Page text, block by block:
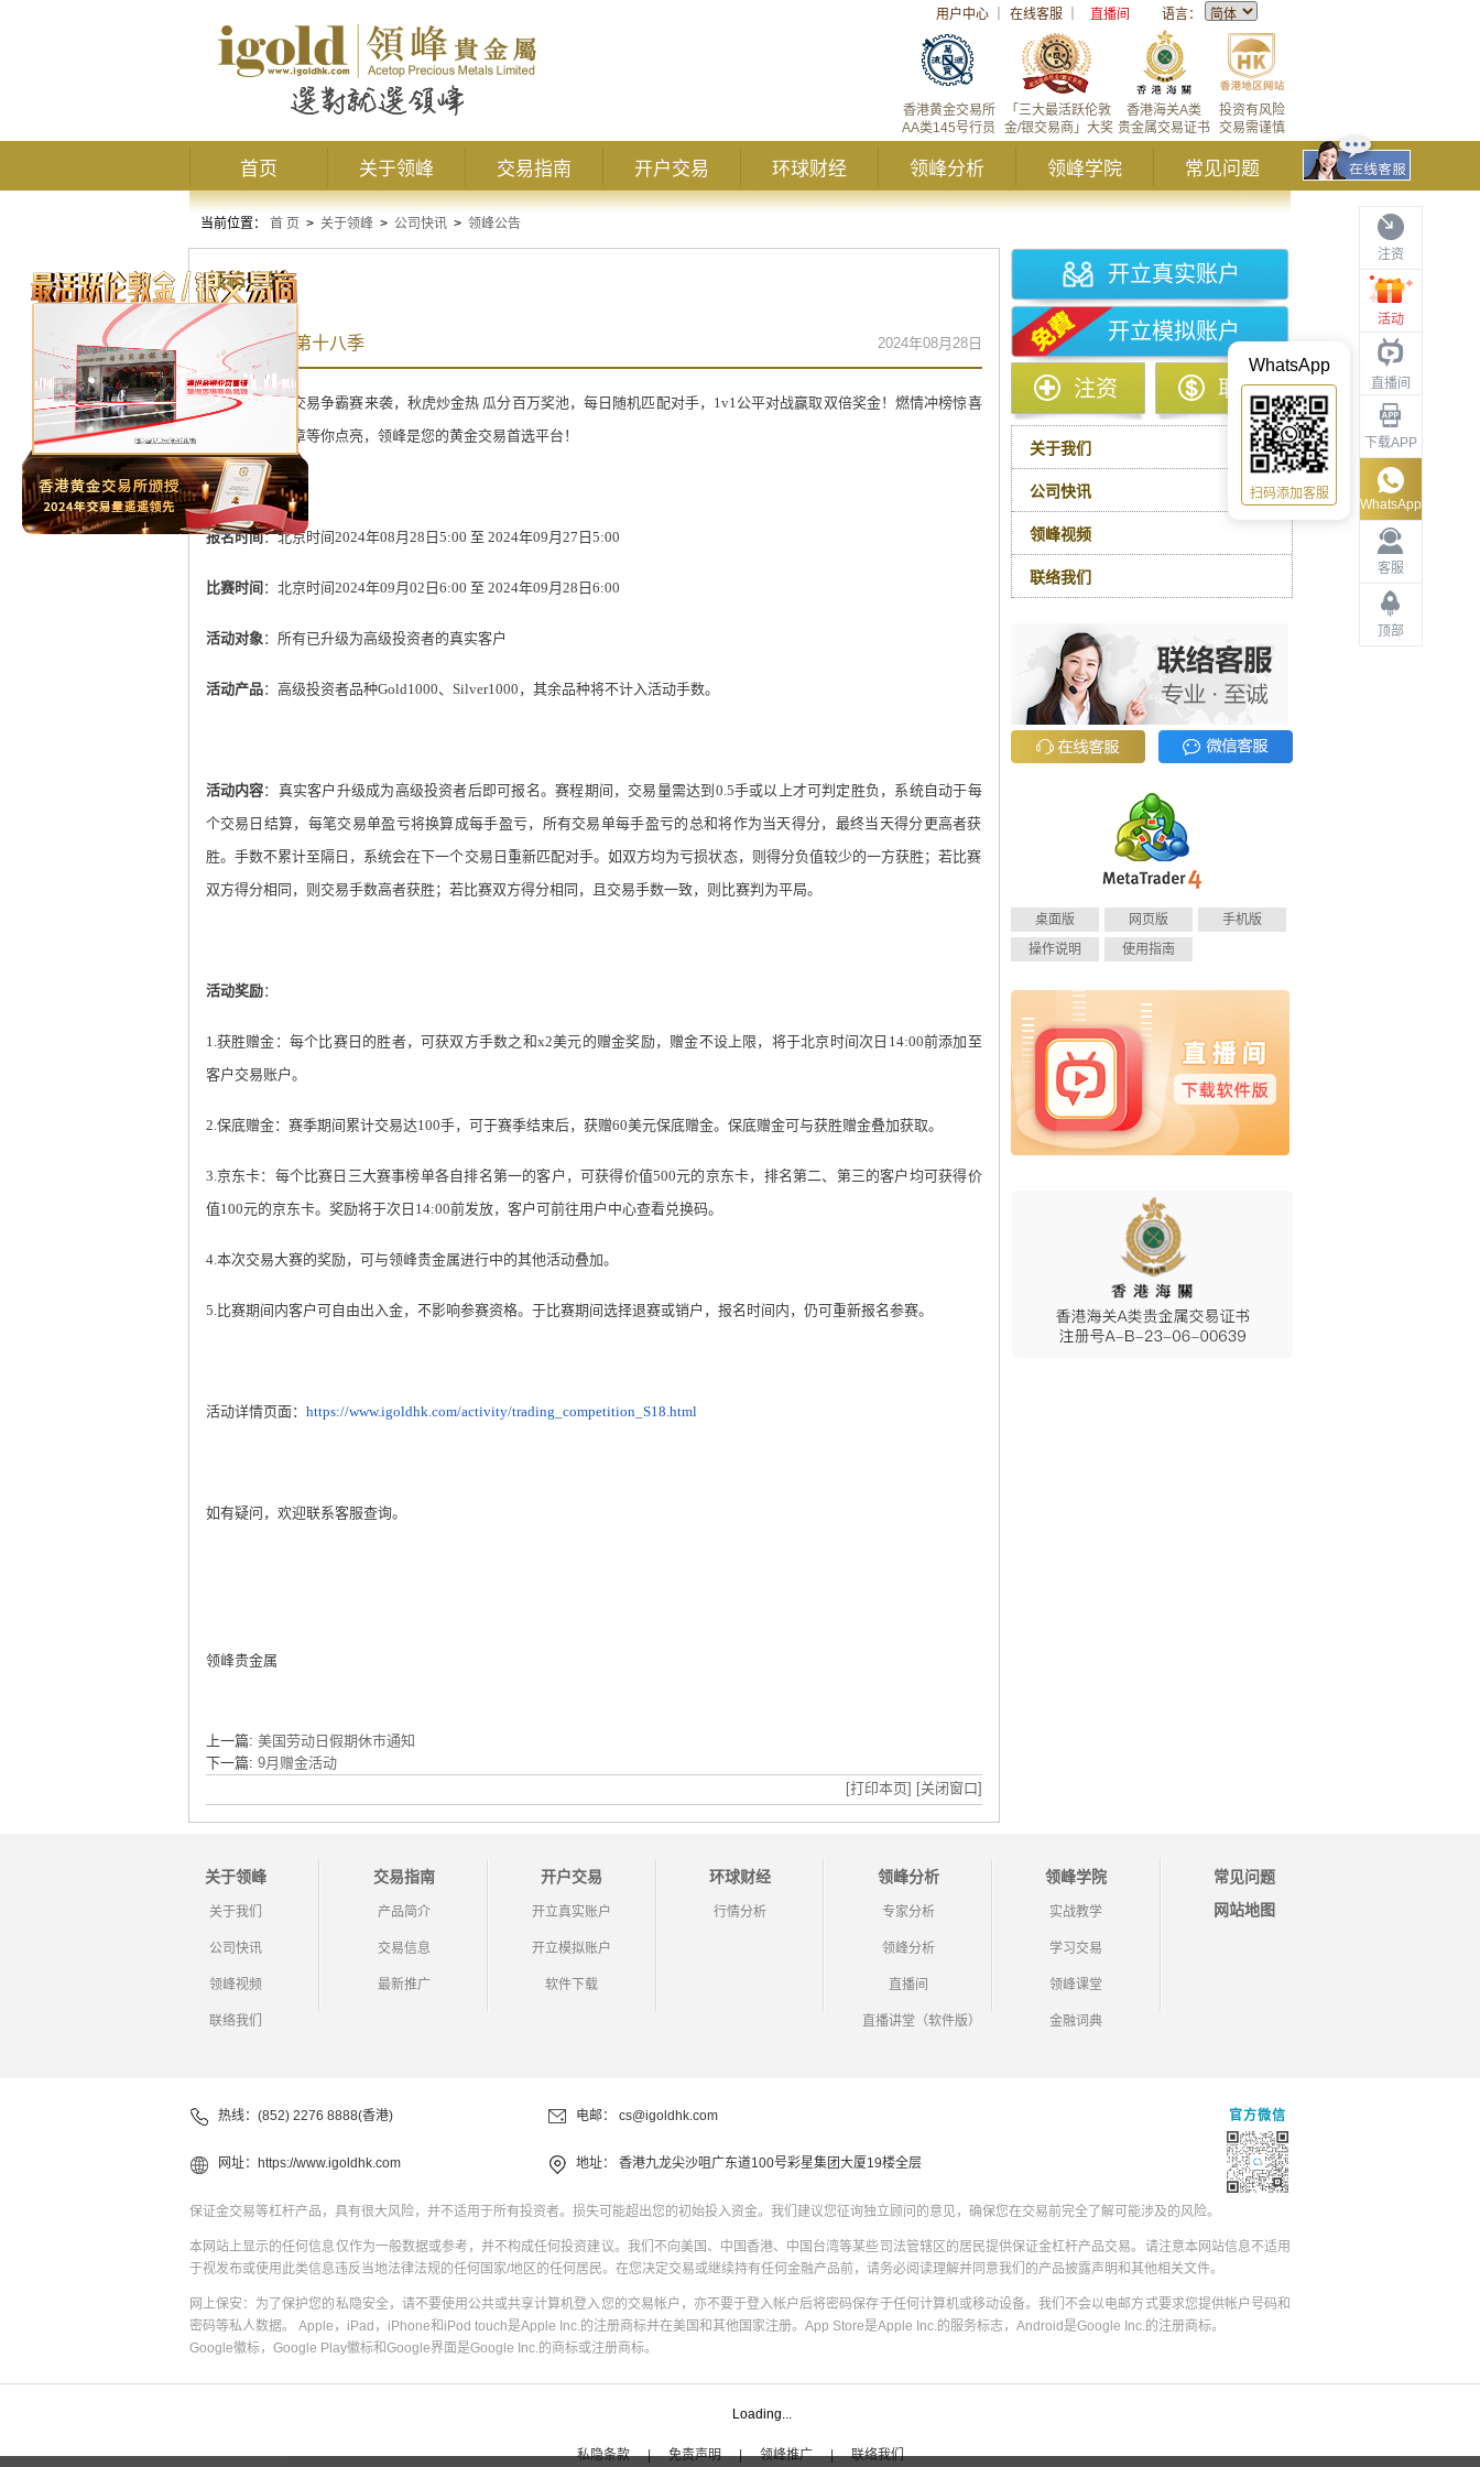
用户中心 在线客服 直播间 语言：
投资有风险
交易需谨慎
香港海关A类
贵金属交易证书
「三大最活跃伦敦
金/银交易商」大奖
香港黄金交易所
AA类145号行员
首页 关于领峰 交易指南 开户交易 环球财经 领峰分析 领峰学院 常见问题
注资
活动
直播间
下载APP
客服
顶部
WhatsApp
WhatsApp
扫码添加客服
当前位置： 首 页 > 关于领峰 > 公司快讯 > 领峰公告
领峰公告
交易争霸赛第十八季 2024年08月28日
领峰第十八季交易争霸赛来袭，秋虎炒金热 瓜分百万奖池，每日随机匹配对手， 1v1公平对战赢取双倍奖金！燃情冲榜惊喜
加倍，特许勋章等你点亮，领峰是您的黄金交易首选平台！
报名时间：北京时间2024年08月 28 日 5:00 至 2024年09月 27 日 5:00
比赛时间 ： 北京时间2024年09月 02 日 6:00 至 2024年09月 28 日 6:00
活动对象：所有已升级为高级投资者的真实客户
活动产品：高级投资者品种Gold1000、 Silver1000 ，其余品种将不计入活动手数。
活动内容：真实客户升级成为高级投资者后即可报名。赛程期间，交易量需达到 0.5手或以上才可判定胜负，系统自动于每
个交易日结算，每笔交易单盈亏将换算成每手盈亏，所有交易单每手盈亏的总和将作为当天得分，最终当天得分更高者获
胜。手数不累计至隔日，系统会在下一个交易日重新匹配对手。如双方均为亏损状态，则得分负值较少的一方获胜；若比赛
双方得分相同，则交易手数高者获胜；若比赛双方得分相同，且交易手数一致，则比赛判为平局。
活动奖励：
1.获胜赠金：每个比赛日的胜者，可获双方手数之和x2美元的赠金奖励，赠金不设上限，将于北京时间次日 14:00前添加至
客户交易账户。
2.保底赠金：赛季期间累计交易达100手，可于赛季结束后，获赠60美元保底赠金。保底赠金可与获胜赠金叠加获取。
3.京东卡：每个比赛日三大赛事榜单各自排名第一的客户，可获得价值500元的京东卡，排名第二、第三的客户均可获得价
值100元的京东卡。奖励将于次日 14:00前发放，客户可前往用户中心查看兑换码。
4.本次交易大赛的奖励，可与领峰贵金属进行中的其他活动叠加。
5.比赛期间内客户可自由出入金，不影响参赛资格。于比赛期间选择退赛或销户，报名时间内，仍可重新报名参赛。
活动详情页面： https://www.igoldhk.com/activity/trading_competition_S18.html
如有疑问，欢迎联系客服查询。
领峰贵金属
上一篇: 美国劳动日假期休市通知
下一篇: 9月赠金活动
[打印本页] [关闭窗口]
开立真实账户
开立模拟账户
注资 取款
关于我们
公司快讯
领峰视频
联络我们
桌面版 网页版
手机版
操作说明
使用指南
关于领峰
关于我们
公司快讯
领峰视频
联络我们
交易指南
产品简介
交易信息
最新推广
开户交易
开立真实账户
开立模拟账户
软件下载
环球财经
行情分析
领峰分析
专家分析
领峰分析
直播间
直播讲堂（软件版）
领峰学院
实战教学
学习交易
领峰课堂
金融词典
常见问题
网站地图
热线：(852) 2276 8888(香港) 电邮： cs@igoldhk.com
网址： https://www.igoldhk.com 地址： 香港九龙尖沙咀广东道100号彩星集团大厦19楼全层
官方微信
保证金交易等杠杆产品，具有很大风险，并不适用于所有投资者。损失可能超出您的初始投入资金。我们建议您征询独立顾问的意见，确保您在交易前完全了解可能涉及的风险。
本网站上显示的任何信息仅作为一般数据或参考，并不构成任何投资建议。我们不向美国、中国香港、中国台湾等某些司法管辖区的居民提供保证金杠杆产品交易。请注意本网站信息不适用
于视发布或使用此类信息违反当地法律法规的任何国家/地区的任何居民。在您决定交易或继续持有任何金融产品前，请务必阅读理解并同意我们的产品披露声明和其他相关文件。
网上保安：为了保护您的私隐安全，请不要使用公共或共享计算机登入您的交易帐户，亦不要于登入帐户后将密码保存于任何计算机或移动设备。我们不会以电邮方式要求您提供帐户号码和
密码等私人数据。 Apple，iPad，iPhone和iPod touch是Apple Inc.的注册商标并在美国和其他国家注册。App Store是Apple Inc.的服务标志，Android是Google Inc.的注册商标。
Google徽标，Google Play徽标和Google界面是Google Inc.的商标或注册商标。
Loading...
私隐条款 | 免责声明 | 领峰推广 | 联络我们